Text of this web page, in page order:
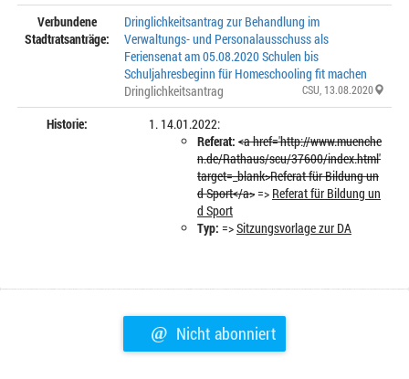
Verbundene
Stadtratsanträge:
Dringlichkeitsantrag zur Behandlung im
Verwaltungs- und Personalausschuss als
Feriensenat am 05.08.2020 Schulen bis
Schuljahresbeginn für Homeschooling fit machen
Dringlichkeitsantrag
CSU , 13.08.2020
Historie:
14.01.2022:
Referat: <a href='http://www.muenche
n.de/Rathaus/scu/37600/index.html'
target=_blank>Referat für Bildung un
d Sport</a>=> Referat für Bildung un
d Sport
Typ: =>Sitzungsvorlage zur DA
@ Nicht abonniert